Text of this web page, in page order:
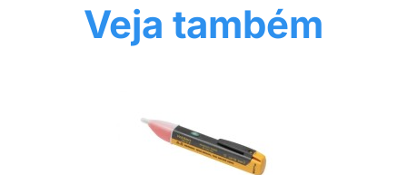
Veja também